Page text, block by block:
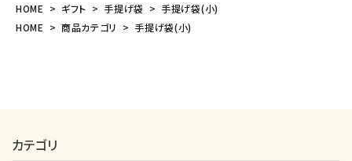
HOME ギフト 手提げ袋
手提げ袋(小)
HOME
商品カテゴリ 手提げ袋(小)
カテゴリ